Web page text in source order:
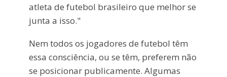
atleta de futebol brasileiro que melhor se
junta a isso."
Nem todos os jogadores de futebol têm
essa consciência, ou se têm, preferem não
se posicionar publicamente. Algumas